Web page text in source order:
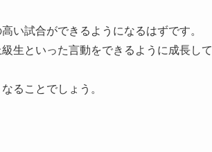
い試合ができるようになるはずです。
生といった言動をできるように成長して
ることでしょう。